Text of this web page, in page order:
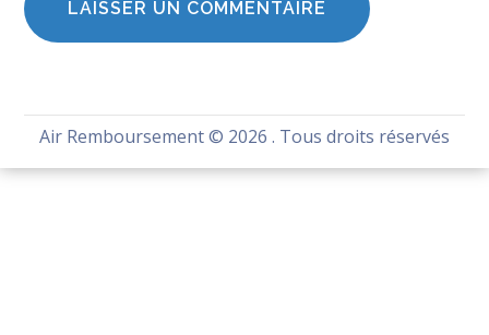
Air Remboursement© 2026 . Tous droits réservés